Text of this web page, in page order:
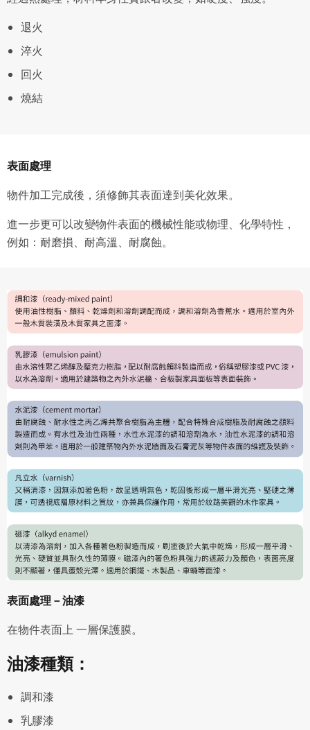
退火
淬火
回火
燒結
表面處理
物件加工完成後，須修飾其表面達到美化效果。
進一步更可以改變物件表面的機械性能或物理、化學特性，
例如：耐磨損、耐高溫、耐腐蝕。
表面處理－油漆
在物件表面上 一層保護膜。
油漆種類：
調和漆
乳膠漆